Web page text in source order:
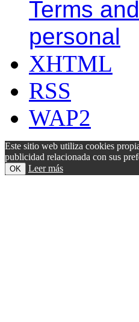
Terms
personal
XHTML
RSS
WAP2
Este sitio web utiliza cookies
publicidad relacionada con sus
OK Leer más